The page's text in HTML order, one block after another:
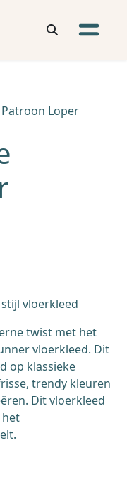
Loper
vloerkleed
twist met het
vloerkleed. Dit
op klassieke
trendy kleuren
Dit vloerkleed
het